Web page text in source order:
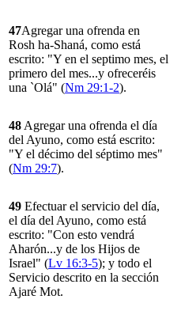
47Agregar una ofrenda en
Rosh ha-Shaná, como está
escrito: "Y en el septimo mes, el
primero del mes...y ofreceréis
una `Olá" (Nm 29:1-2).
48 Agregar una ofrenda el día
del Ayuno, como está escrito:
"Y el décimo del séptimo mes"
(Nm 29:7).
49 Efectuar el servicio del día,
el día del Ayuno, como está
escrito: "Con esto vendrá
Aharón...y de los Hijos de
Israel" (Lv 16:3-5); y todo el
Servicio descrito en la sección
Ajaré Mot.